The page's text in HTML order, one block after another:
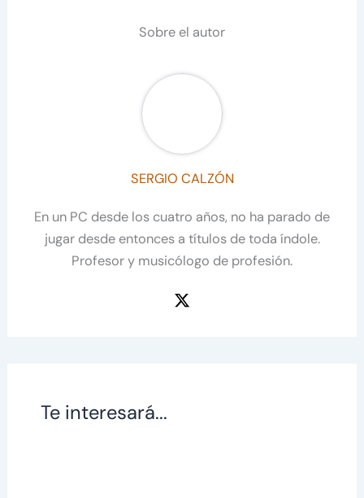
Sobre el autor
SERGIO CALZÓN
En un PC desde los cuatro años, no ha parado de
jugar desde entonces a títulos de toda índole.
Profesor y musicólogo de profesión.
Te interesará...